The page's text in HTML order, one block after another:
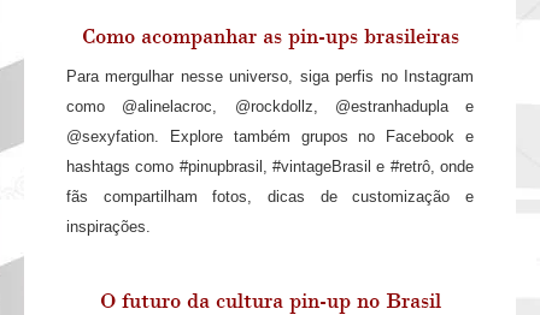
Como acompanhar as pin-ups brasileiras
Para mergulhar nesse universo, siga perfis no Instagram
como @alinelacroc, @rockdollz, @estranhadupla e
@sexyfation. Explore também grupos no Facebook e
hashtags como #pinupbrasil, #vintageBrasil e #retrô, onde
fãs compartilham fotos, dicas de customização e
inspirações.
O futuro da cultura pin-up no Brasil